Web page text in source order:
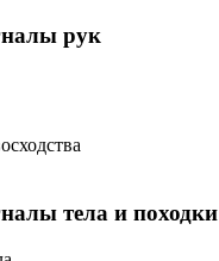
рук
тела и походки